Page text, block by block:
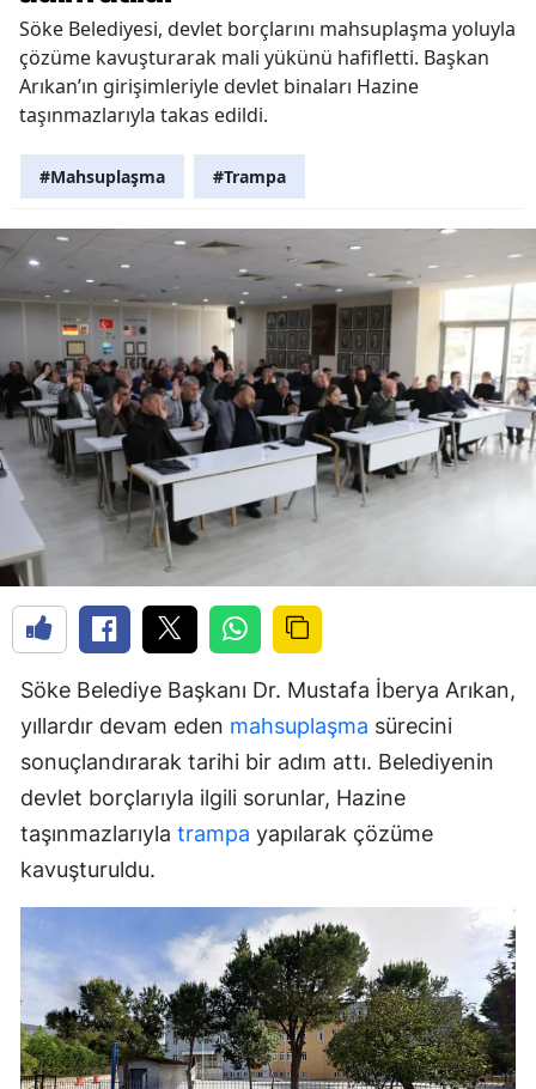
Söke Belediyesi, devlet borçlarını mahsuplaşma yoluyla
çözüme kavuşturarak mali yükünü hafifletti. Başkan
Arıkan’ın girişimleriyle devlet binaları Hazine
taşınmazlarıyla takas edildi.
#Mahsuplaşma #Trampa
Söke Belediye Başkanı Dr. Mustafa İberya Arıkan,
yıllardır devam eden mahsuplaşma sürecini
sonuçlandırarak tarihi bir adım attı. Belediyenin
devlet borçlarıyla ilgili sorunlar, Hazine
taşınmazlarıyla trampa yapılarak çözüme
kavuşturuldu.